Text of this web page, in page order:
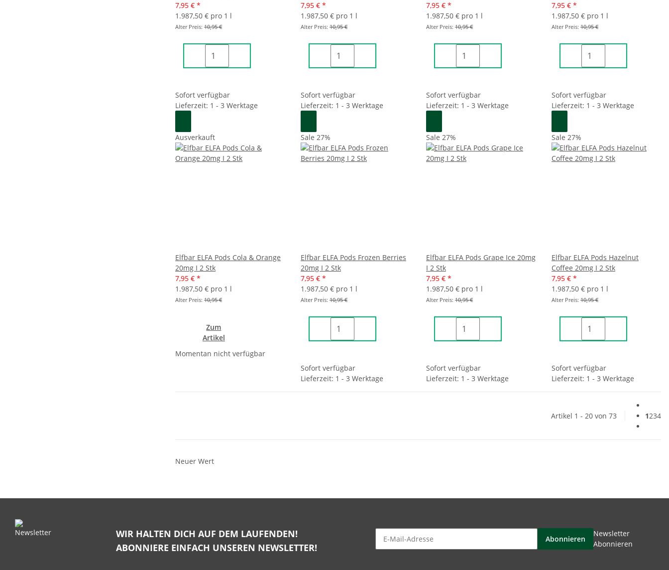
7,95 € *
1.987,50 € pro 1 l
Alter Preis: 10,95 €
Sofort verfügbar
Lieferzeit: 1 - 3 Werktage
7,95 € *
1.987,50 € pro 1 l
Alter Preis: 10,95 €
Sofort verfügbar
Lieferzeit: 1 - 3 Werktage
7,95 € *
1.987,50 € pro 1 l
Alter Preis: 10,95 €
Sofort verfügbar
Lieferzeit: 1 - 3 Werktage
7,95 € *
1.987,50 € pro 1 l
Alter Preis: 10,95 €
Sofort verfügbar
Lieferzeit: 1 - 3 Werktage
Ausverkauft
Elfbar ELFA Pods Cola & Orange
20mg I 2 Stk
7,95 € *
1.987,50 € pro 1 l
Alter Preis: 10,95 €
Zum
Artikel
Momentan nicht verfügbar
Sale 27%
Elfbar ELFA Pods Frozen Berries
20mg I 2 Stk
7,95 € *
1.987,50 € pro 1 l
Alter Preis: 10,95 €
Sofort verfügbar
Lieferzeit: 1 - 3 Werktage
Sale 27%
Elfbar ELFA Pods Grape Ice 20mg
I 2 Stk
7,95 € *
1.987,50 € pro 1 l
Alter Preis: 10,95 €
Sofort verfügbar
Lieferzeit: 1 - 3 Werktage
Sale 27%
Elfbar ELFA Pods Hazelnut
Coffee 20mg I 2 Stk
7,95 € *
1.987,50 € pro 1 l
Alter Preis: 10,95 €
Sofort verfügbar
Lieferzeit: 1 - 3 Werktage
Artikel 1 - 20 von 73 1234
Neuer Wert
WIR HALTEN DICH AUF DEM LAUFENDEN!
ABONNIERE EINFACH UNSEREN NEWSLETTER!
Abonnieren
Newsletter
Abonnieren